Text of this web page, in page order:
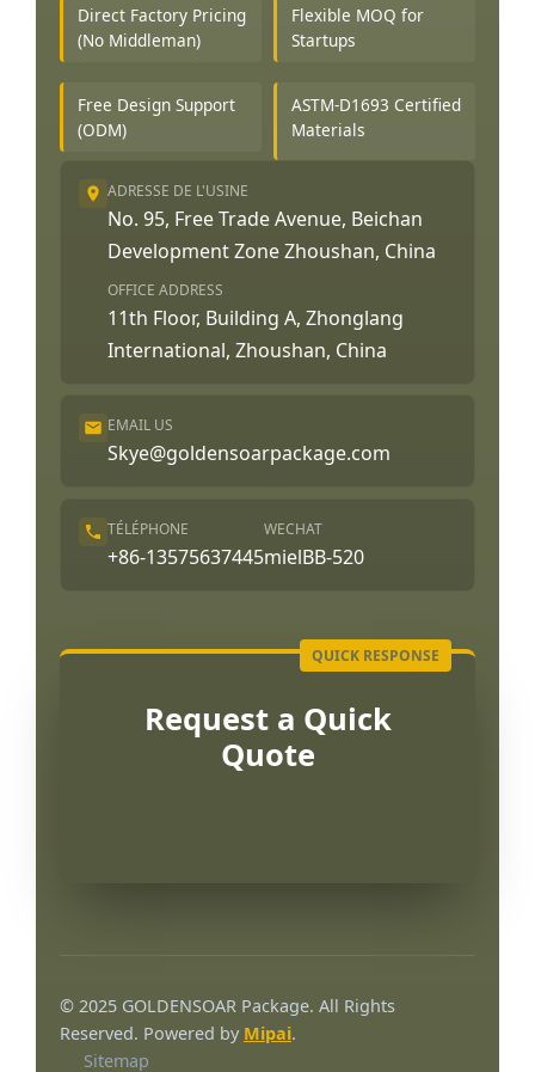
Direct Factory Pricing
(No Middleman)
Flexible MOQ for
Startups
Free Design Support
(ODM)
ASTM-D1693 Certified
Materials
ADRESSE DE L'USINE
No. 95, Free Trade Avenue, Beichan
Development Zone Zhoushan, China
OFFICE ADDRESS
11th Floor, Building A, Zhonglang
International, Zhoushan, China
EMAIL US
Skye@goldensoarpackage.com
TÉLÉPHONE
+86-13575637445
WECHAT
mielBB-520
Request a Quick
Quote
© 2025 GOLDENSOAR Package. All Rights
Reserved. Powered by Mipai.
Sitemap